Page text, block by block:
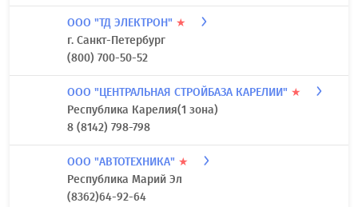
ООО "ТД ЭЛЕКТРОН" ★
г. Санкт-Петербург
(800) 700-50-52
ООО "ЦЕНТРАЛЬНАЯ СТРОЙБАЗА КАРЕЛИИ" ★
Республика Карелия(1 зона)
8 (8142) 798-798
ООО "АВТОТЕХНИКА" ★
Республика Марий Эл
(8362)64-92-64